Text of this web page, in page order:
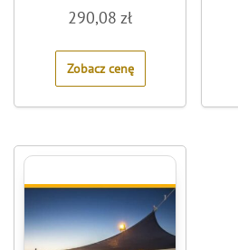
0
out
5
290,08zł
Zobacz cenę